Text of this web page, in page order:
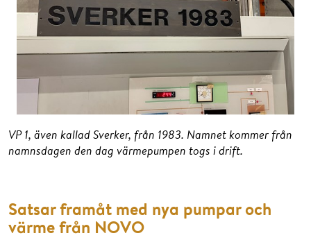
VP 1, även kallad Sverker, från 1983. Namnet kommer från
namnsdagen den dag värmepumpen togs i drift.
Satsar framåt med nya pumpar och
värme från NOVO